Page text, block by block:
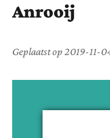
Anrooij
Geplaatst op 2019-11-